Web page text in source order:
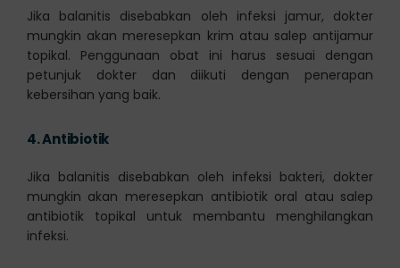
Jika balanitis disebabkan oleh infeksi jamur, dokter
mungkin akan meresepkan krim atau salep antijamur
topikal. Penggunaan obat ini harus sesuai dengan
petunjuk dokter dan diikuti dengan penerapan
kebersihan yang baik.
4.Antibiotik
Jika balanitis disebabkan oleh infeksi bakteri, dokter
mungkin akan meresepkan antibiotik oral atau salep
antibiotik topikal untuk membantu menghilangkan
infeksi.